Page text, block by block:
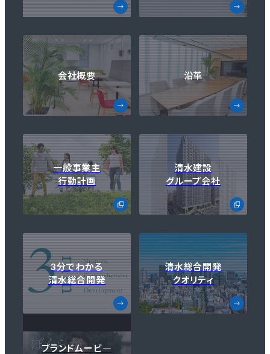
会社概要 沿革
一般事業主
行動計画
清水建設
グループ会社
3分でわかる
清水総合開発
清水総合開発
クオリティ
ブランドムービ―